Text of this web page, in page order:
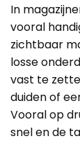
In
vooral
zichtbaar
losse
vast te
duiden of
Vooral op
snel en de